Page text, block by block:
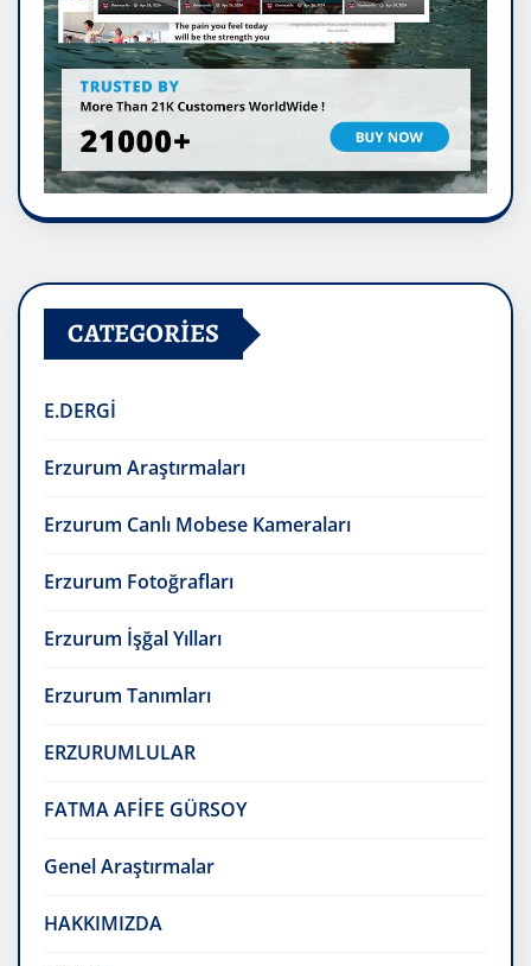
CATEGORIES
E.DERGİ
Erzurum Araştırmaları
Erzurum Canlı Mobese Kameraları
Erzurum Fotoğrafları
Erzurum İşğal Yılları
Erzurum Tanımları
ERZURUMLULAR
FATMA AFİFE GÜRSOY
Genel Araştırmalar
HAKKIMIZDA